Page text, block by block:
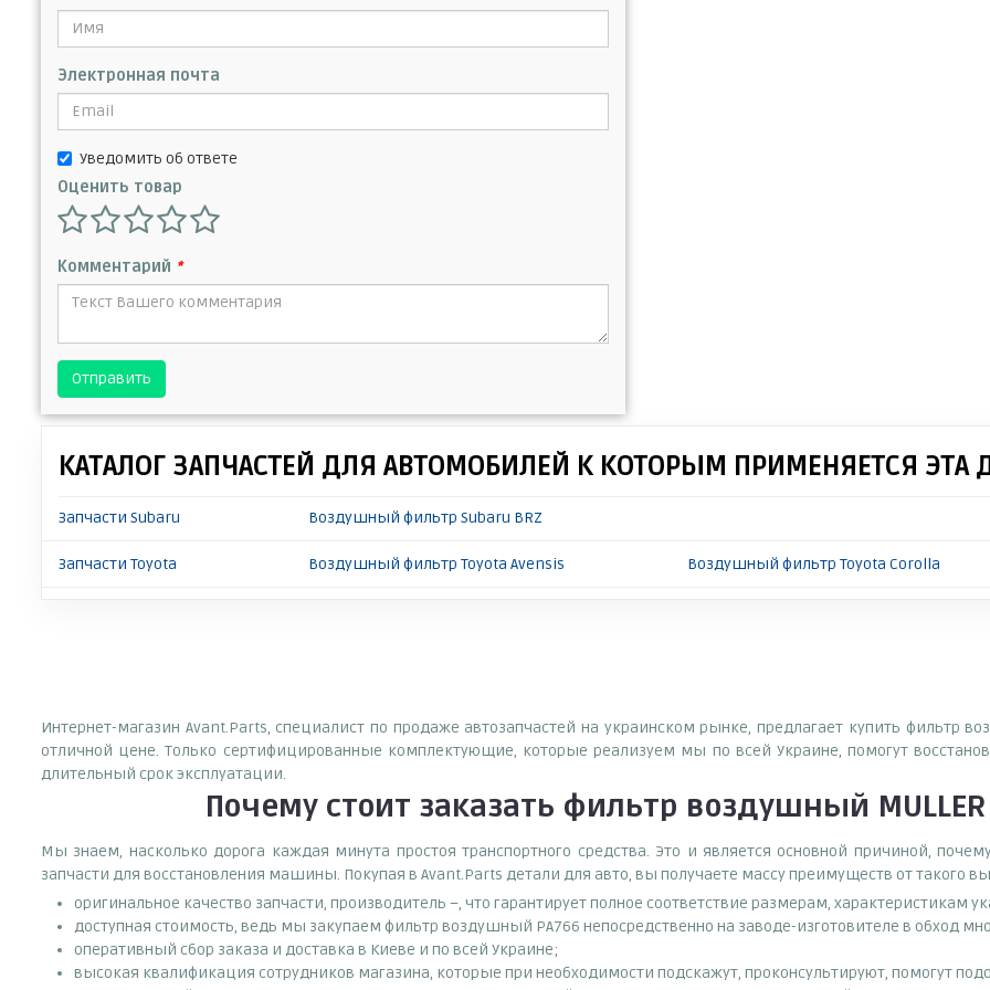
Электронная почта
Уведомить об ответе
Оценить товар
Комментарий *
Отправить
КАТАЛОГ ЗАПЧАСТЕЙ ДЛЯ АВТОМОБИЛЕЙ К КОТОРЫМ ПРИМЕНЯЕТСЯ ЭТА
Запчасти Subaru Воздушный фильтр Subaru BRZ
Запчасти Toyota Воздушный фильтр Toyota Avensis Воздушный фильтр Toyota Corolla
Интернет-магазин Avant.Parts, специалист по продаже автозапчастей на украинском рынке, предлагает купить фильтр
отличной цене. Только сертифицированные комплектующие, которые реализуем мы по всей Украине, помогут
длительный срок эксплуатации.
Почему стоит заказать фильтр воздушный MULLER
Мы знаем, насколько дорога каждая минута простоя транспортного средства. Это и является основной причиной,
запчасти для восстановления машины. Покупая в Avant.Parts детали для авто, вы получаете массу преимуществ от такого
оригинальное качество запчасти, производитель –, что гарантирует полное соответствие размерам, характеристикам
доступная стоимость, ведь мы закупаем фильтр воздушный PA766 непосредственно на заводе-изготовителе в обход
оперативный сбор заказа и доставка в Киеве и по всей Украине;
высокая квалификация сотрудников магазина, которые при необходимости подскажут, проконсультируют, помогут